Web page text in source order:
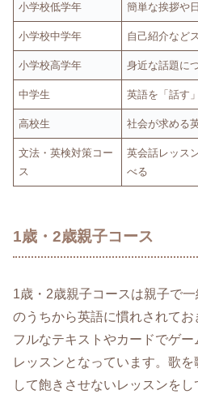
小学校低学年 簡単な挨拶や
小学校中学年 自己紹介など
小学校高学年 身近な話題に
中学生 英語を「話す
高校生 社会が求める
文法・英検対策コー
ス
英会話レッス
べる
1歳・2歳親子コース
1歳・2歳親子コースは親子で
のうちから英語に慣れされて
フルなテキストやカードでゲ
レッスンとなっています。歌
して飽きさせないレッスンをし